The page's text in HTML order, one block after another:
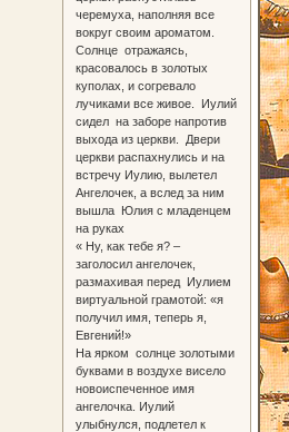
черемуха, наполняя все
вокруг своим ароматом.
Солнце отражаясь,
красовалось в золотых
куполах, и согревало
лучиками все живое. Иулий
сидел на заборе напротив
выхода из церкви. Двери
церкви распахнулись и на
встречу Иулию, вылетел
Ангелочек, а вслед за ним
вышла Юлия с младенцем
на руках
« Ну, как тебе я? –
заголосил ангелочек,
размахивая перед Иулием
виртуальной грамотой: «я
получил имя, теперь я,
Евгений!»
На ярком солнце золотыми
буквами в воздухе висело
новоиспеченное имя
ангелочка. Иулий
улыбнулся, подлетел к